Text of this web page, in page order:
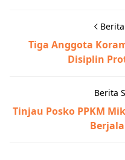
Tiga Anggota
Disiplin
Berita
Tinjau Posko PPKM